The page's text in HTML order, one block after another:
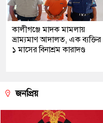
কালীগঞ্জে মাদক মামলায়
ভ্রাম্যমাণ আদালত, এক ব্যক্তির
১ মাসের বিনাশ্রম কারাদণ্ড
জনপ্রিয়